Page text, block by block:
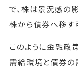
で、株は景況感の
株から債券へ移す
このように金融政
需給環境と債券の